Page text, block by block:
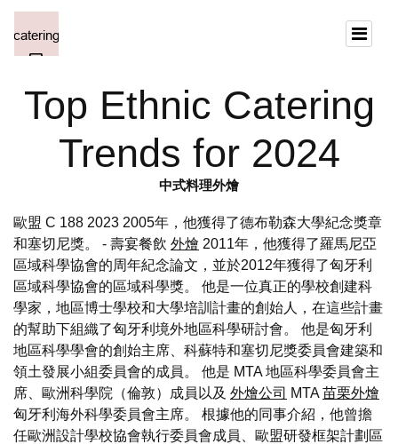
Top Ethnic Catering
Trends for 2024
中式料理外燴
歐盟 C 188 2023 2005年，他獲得了德布勒森大學紀念獎章
和塞切尼獎。 - 壽宴餐飲 外燴 2011年，他獲得了羅馬尼亞
區域科學協會的周年紀念論文，並於2012年獲得了匈牙利
區域科學協會的區域科學獎。 他是一位真正的學校創建科
學家，地區博士學校和大學培訓計畫的創始人，在這些計畫
的幫助下組織了匈牙利境外地區科學研討會。 他是匈牙利
地區科學學會的創始主席、科蘇特和塞切尼獎委員會建築和
領土發展小組委員會的成員。 他是 MTA 地區科學委員會主
席、歐洲科學院（倫敦）成員以及 外燴公司 MTA 苗栗外燴
匈牙利海外科學委員會主席。 根據他的同事介紹，他曾擔
任歐洲設計學校協會執行委員會成員、歐盟研發框架計劃區